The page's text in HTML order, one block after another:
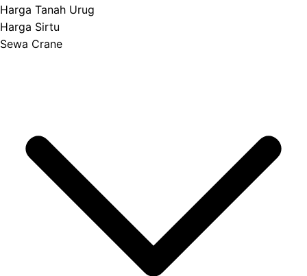
Harga Tanah Urug
Harga Sirtu
Sewa Crane